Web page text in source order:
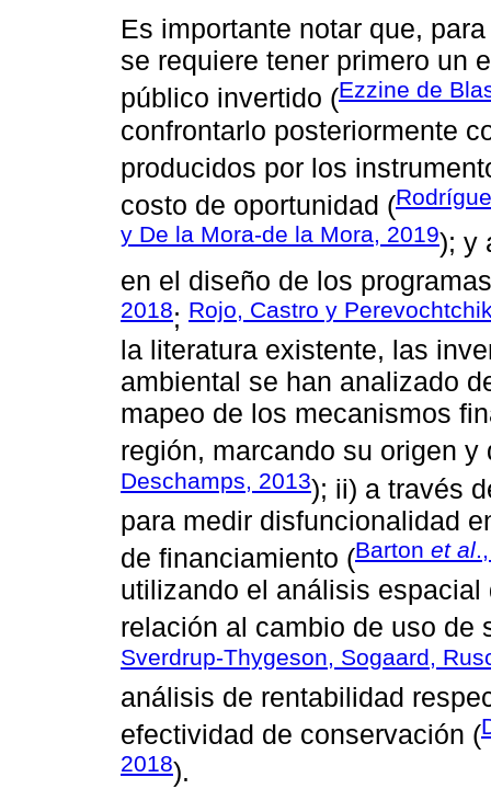
Es importante notar que,
se requiere tener primero un
público invertido (Ezzine de
confrontarlo posteriormente
producidos por los
costo de oportunidad (
y De la Mora-de la Mora, 2019); y
en el diseño de los
2018; Rojo, Castro y
la literatura existente, las
ambiental se han analizado
mapeo de los mecanismos
región, marcando su origen y
Deschamps, 2013); ii) a través
para medir disfuncionalidad
de financiamiento (Barton et al
utilizando el análisis
relación al cambio de uso de
Sverdrup-Thygeson, Sogaard,
análisis de rentabilidad
efectividad de conservación (
2018).